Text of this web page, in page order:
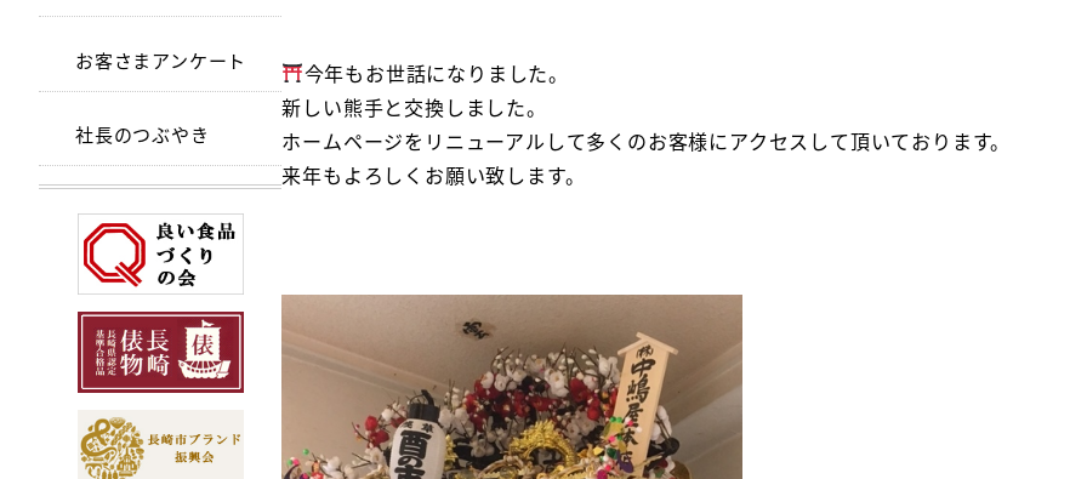
今年もお世話になりました。
新しい熊手と交換しました。
ホームページをリニューアルして多くのお客様にアクセスして頂いております。
来年もよろしくお願い致します。
お客さまアンケート
社長のつぶやき